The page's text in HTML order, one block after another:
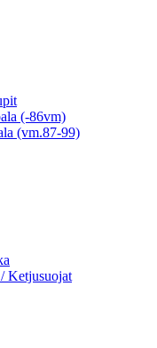
(-86vm)
(vm.87-99)
Ketjusuojat